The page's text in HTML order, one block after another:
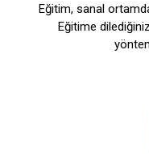
Eğitim, sanal
Eğitime